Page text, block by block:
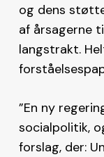
og dens
af årsagerne
langstrakt.
”En ny
socialpolitik,
forslag, der: